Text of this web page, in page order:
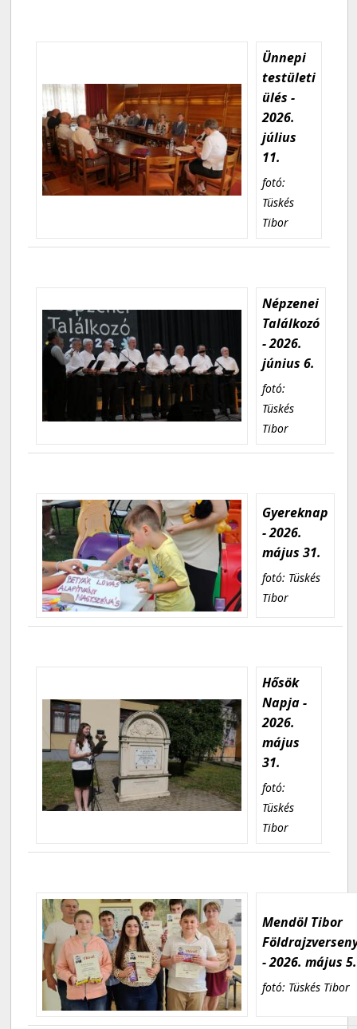
Ünnepi
testületi
ülés -
2026.
július
11.
fotó:
Tüskés
Tibor
Népzenei
Találkozó
- 2026.
június 6.
fotó:
Tüskés
Tibor
Gyereknap
- 2026.
május 31.
fotó: Tüskés
Tibor
Hősök
Napja -
2026.
május
31.
fotó:
Tüskés
Tibor
Mendöl Tibor
- 2026. május 5.
fotó: Tüskés Tibor